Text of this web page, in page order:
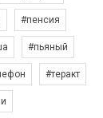
#пенсия
#пьяный
#теракт